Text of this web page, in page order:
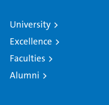
University
Excellence
Faculties
Alumni